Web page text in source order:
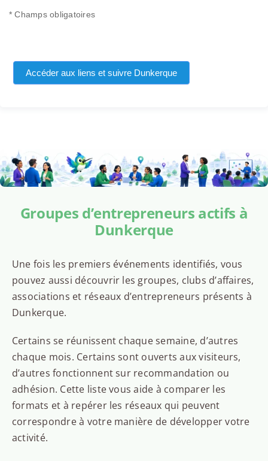
* Champs obligatoires
Accéder aux liens et suivre Dunkerque
Groupes d’entrepreneurs actifs à
Dunkerque
Une fois les premiers événements identifiés, vous
pouvez aussi découvrir les groupes, clubs d’affaires,
associations et réseaux d’entrepreneurs présents à
Dunkerque.
Certains se réunissent chaque semaine, d’autres
chaque mois. Certains sont ouverts aux visiteurs,
d’autres fonctionnent sur recommandation ou
adhésion. Cette liste vous aide à comparer les
formats et à repérer les réseaux qui peuvent
correspondre à votre manière de développer votre
activité.